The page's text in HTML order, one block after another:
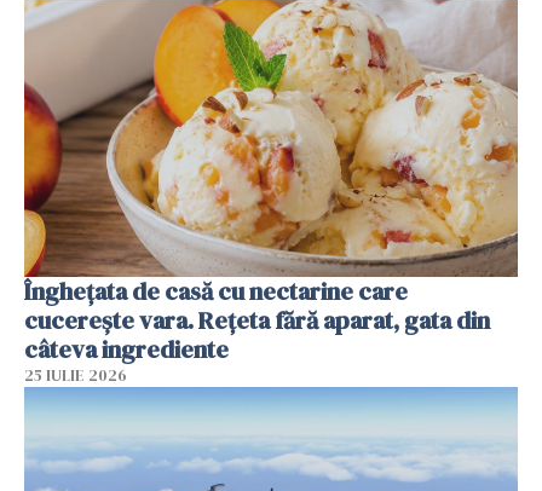
Înghețata de casă cu nectarine care
cucerește vara. Rețeta fără aparat, gata din
câteva ingrediente
25 IULIE 2026